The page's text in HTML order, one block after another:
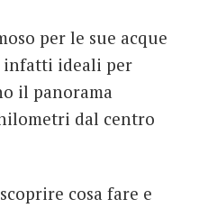
per le sue acque
infatti ideali per
il panorama
dal centro
cosa fare e